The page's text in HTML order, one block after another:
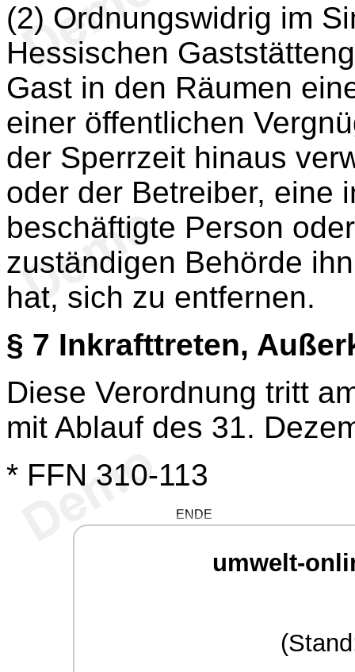
(2) Ordnungswidrig im
Hessischen
Gast in den Räumen
einer öffentlichen
der Sperrzeit hinaus
oder der Betreiber, eine
beschäftigte Person
zuständigen Behörde
hat, sich zu entfernen.
§ 7 Inkrafttreten,
Diese Verordnung tritt
mit Ablauf des 31.
* FFN 310-113
ENDE
umwelt-